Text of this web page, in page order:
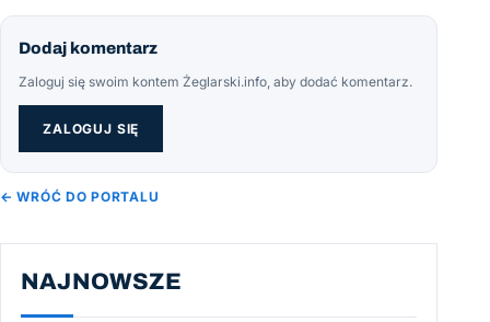
Dodaj komentarz
Zaloguj się swoim kontem Żeglarski.info, aby dodać komentarz.
ZALOGUJ SIĘ
← WRÓĆ DO PORTALU
NAJNOWSZE